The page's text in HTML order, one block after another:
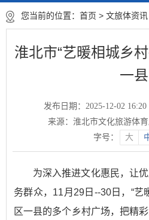
您当前的位置： 首页 > 文旅体资讯
淮北市“艺暖相城乡
一县
发布日期：2025-12-02 16:20
来源：淮北市文化旅游体
字号：
大
为深入推进文化惠民，让
务群众，11月29日--30日，“艺
区一县的多个乡村广场，把精